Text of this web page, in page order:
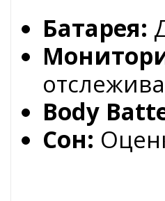
Батарея:
Body
Сон: